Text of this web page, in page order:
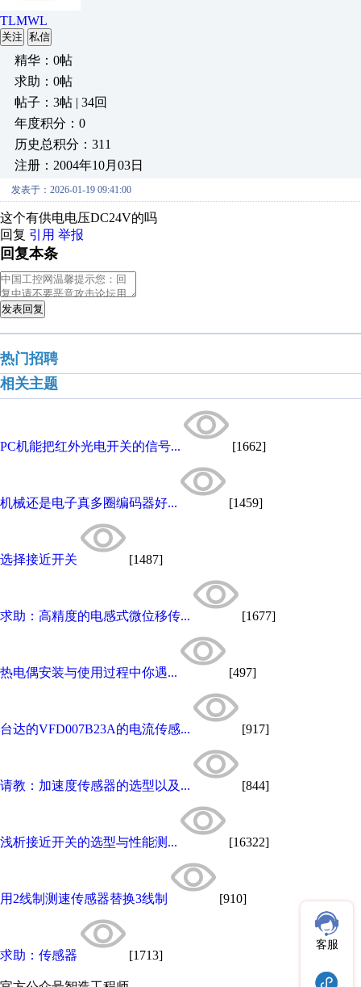
TLMWL
关注 私信
精华：0帖
求助：0帖
帖子：3帖 | 34回
年度积分：0
历史总积分：311
注册：2004年10月03日
发表于：2026-01-19 09:41:00
这个有供电电压DC24V的吗
回复 引用 举报
回复本条
发表回复
热门招聘
相关主题
PC机能把红外光电开关的信号... [1662]
机械还是电子真多圈编码器好... [1459]
选择接近开关 [1487]
求助：高精度的电感式微位移传... [1677]
热电偶安装与使用过程中你遇... [497]
台达的VFD007B23A的电流传感... [917]
请教：加速度传感器的选型以及... [844]
浅析接近开关的选型与性能测... [16322]
用2线制测速传感器替换3线制 [910]
求助：传感器 [1713]
客服